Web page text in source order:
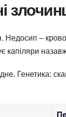
Недосип –
капіляри
Генетика: